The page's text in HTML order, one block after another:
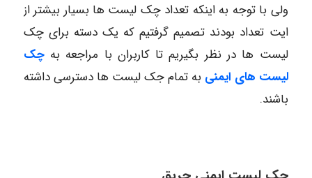
ولی با توجه به اینکه تعداد چک لیست ها بسیار بیشتر از
ایت تعداد بودند تصمیم گرفتیم که یک دسته برای چک
لیست ها در نظر بگیریم تا کاربران با مراجعه بهچک
لیست های ایمنی به تمام جک لیست ها دسترسی داشته
باشند.